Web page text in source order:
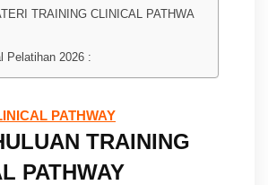
TRAINING CLINICAL PATHWA
Pelatihan 2026 :
PATHWAY
TRAINING
PATHWAY